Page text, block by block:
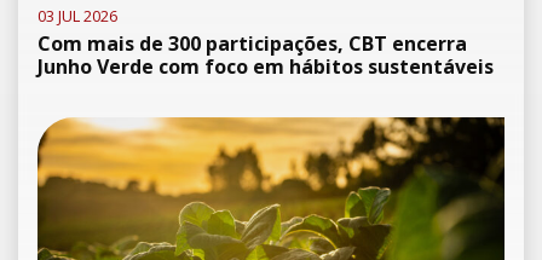
03 JUL 2026
Com mais de 300 participações, CBT encerra
Junho Verde com foco em hábitos sustentáveis